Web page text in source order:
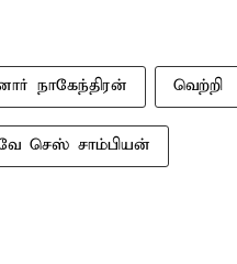
நாகேந்திரன் வெற்றி
செஸ் சாம்பியன்